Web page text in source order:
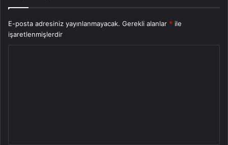
E-posta adresiniz yayınlanmayacak. Gerekli alanlar * ile
işaretlenmişlerdir